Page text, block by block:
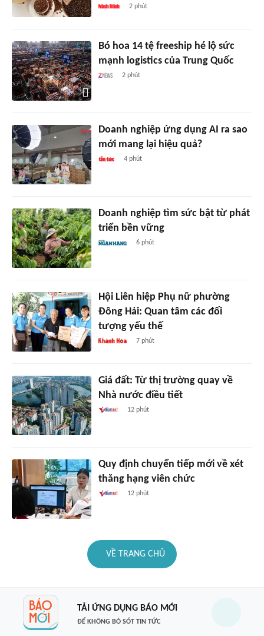
2 phút
Bó hoa 14 tệ freeship hé lộ sức
mạnh logistics của Trung Quốc
2 phút
Doanh nghiệp ứng dụng AI ra sao
mới mang lại hiệu quả?
4 phút
Doanh nghiệp tìm sức bật từ phát
triển bền vững
6 phút
Hội Liên hiệp Phụ nữ phường
Đông Hải: Quan tâm các đối
tượng yếu thế
7 phút
Giá đất: Từ thị trường quay về
Nhà nước điều tiết
12 phút
Quy định chuyển tiếp mới về xét
thăng hạng viên chức
12 phút
VỀ TRANG CHỦ
TẢI ỨNG DỤNG BÁO MỚI
ĐỂ KHÔNG BỎ SÓT TIN TỨC